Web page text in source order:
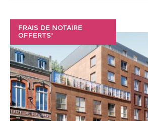
FRAIS DE NOTAIRE
OFFERTS*